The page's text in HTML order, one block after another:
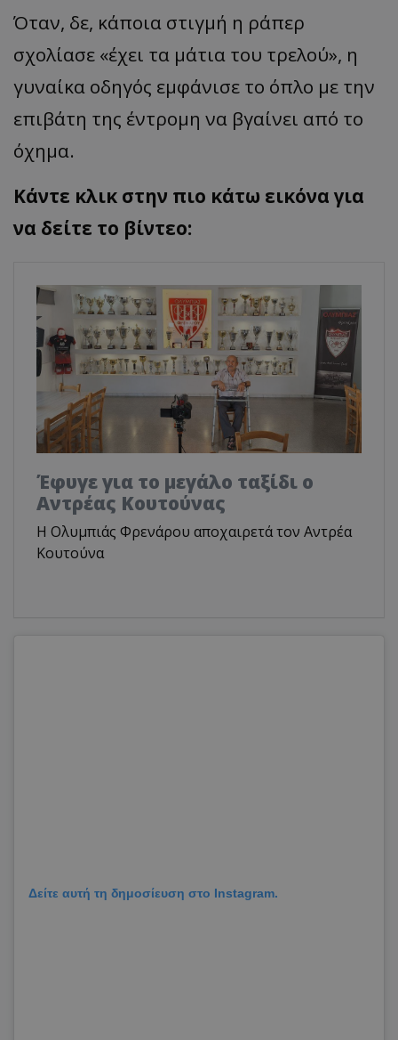
Όταν, δε, κάποια στιγμή η ράπερ
σχολίασε «έχει τα μάτια του τρελού», η
γυναίκα οδηγός εμφάνισε το όπλο με την
επιβάτη της έντρομη να βγαίνει από το
όχημα.
Κάντε κλικ στην πιο κάτω εικόνα για
να δείτε το βίντεο:
Έφυγε για το μεγάλο ταξίδι ο
Αντρέας Κουτούνας
Η Ολυμπιάς Φρενάρου αποχαιρετά τον Αντρέα
Κουτούνα
Δείτε αυτή τη δημοσίευση στο Instagram.